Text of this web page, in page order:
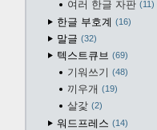
여러 한글 자판 11
한글 부호계 16
말글 32
텍스트큐브 69
기워쓰기 48
끼우개 19
살갗 2
워드프레스 14